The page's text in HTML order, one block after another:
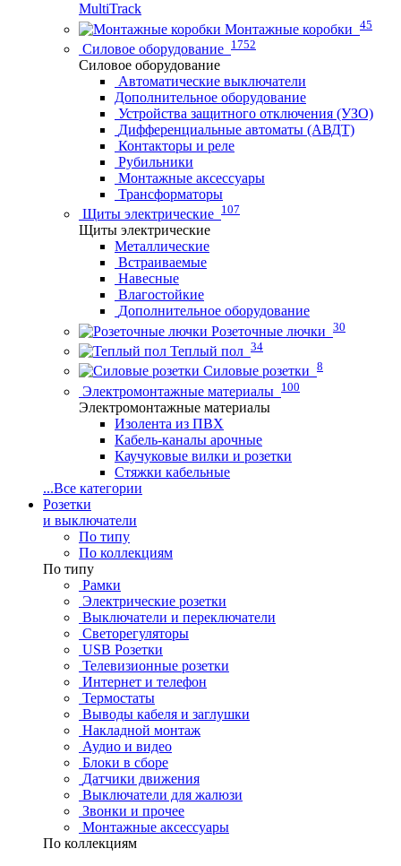
MultiTrack
Монтажные коробки 45
Силовое оборудование 1752
Силовое оборудование
Автоматические выключатели
Дополнительное оборудование
Устройства защитного отключения (УЗО)
Дифференциальные автоматы (АВДТ)
Контакторы и реле
Рубильники
Монтажные аксессуары
Трансформаторы
Щиты электрические 107
Щиты электрические
Металлические
Встраиваемые
Навесные
Влагостойкие
Дополнительное оборудование
Розеточные лючки 30
Теплый пол 34
Силовые розетки 8
Электромонтажные материалы 100
Электромонтажные материалы
Изолента из ПВХ
Кабель-каналы арочные
Каучуковые вилки и розетки
Стяжки кабельные
...Все категории
Розетки
и выключатели
По типу
По коллекциям
По типу
Рамки
Электрические розетки
Выключатели и переключатели
Светорегуляторы
USB Розетки
Телевизионные розетки
Интернет и телефон
Термостаты
Выводы кабеля и заглушки
Накладной монтаж
Аудио и видео
Блоки в сборе
Датчики движения
Выключатели для жалюзи
Звонки и прочее
Монтажные аксессуары
По коллекциям